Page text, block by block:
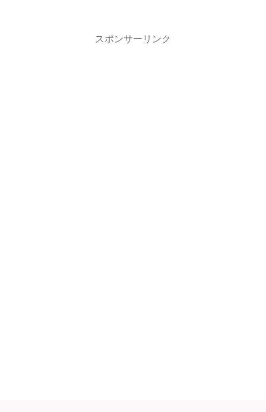
スポンサーリンク